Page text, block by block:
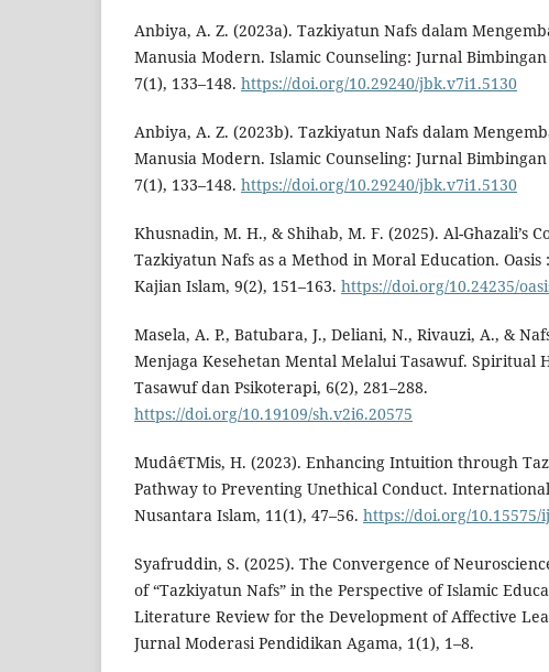
Anbiya, A. Z. (2023a). Tazkiyatun Nafs dalam
Manusia Modern. Islamic Counseling: Jurnal
7(1), 133–148. https://doi.org/10.29240/jbk.v7i1.5130
Anbiya, A. Z. (2023b). Tazkiyatun Nafs dalam
Manusia Modern. Islamic Counseling: Jurnal
7(1), 133–148. https://doi.org/10.29240/jbk.v7i1.5130
Khusnadin, M. H., & Shihab, M. F. (2025). Al-Ghazali’s
Tazkiyatun Nafs as a Method in Moral Education.
Kajian Islam, 9(2), 151–163. https://doi.org/10.24235/
Masela, A. P., Batubara, J., Deliani, N., Rivauzi, A., &
Menjaga Kesehetan Mental Melalui Tasawuf. Spiritual
Tasawuf dan Psikoterapi, 6(2), 281–288.
https://doi.org/10.19109/sh.v2i6.20575
Mudâ€TMis, H. (2023). Enhancing Intuition through
Pathway to Preventing Unethical Conduct.
Nusantara Islam, 11(1), 47–56. https://doi.org/10.15575/
Syafruddin, S. (2025). The Convergence of
of “Tazkiyatun Nafs” in the Perspective of Islamic
Literature Review for the Development of Affective
Jurnal Moderasi Pendidikan Agama, 1(1), 1–8.